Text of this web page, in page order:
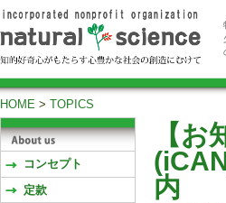
HOME > TOPICS
【
内
コンセプト
定款